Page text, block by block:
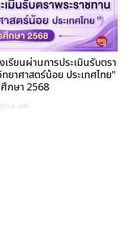
รียนผ่านการประเมินรับตรา
ยาศาสตร์น้อย ประเทศไทย"
กษา 2568
22 ก.ค. 2569